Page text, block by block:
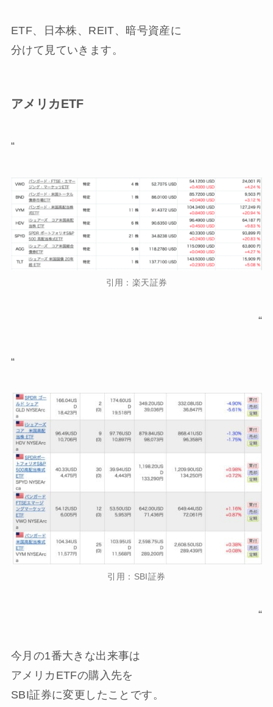
ETF、日本株、REIT、暗号資産に
分けて見ていきます。
アメリカETF
“
引用：楽天証券
“
“
引用：SBI証券
“
今月の1番大きな出来事は
アメリカETFの購入先を
SBI証券に変更したことです。